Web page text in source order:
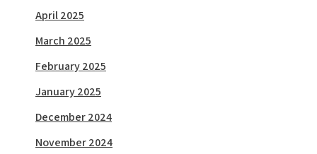
April 2025
March 2025
February 2025
January 2025
December 2024
November 2024